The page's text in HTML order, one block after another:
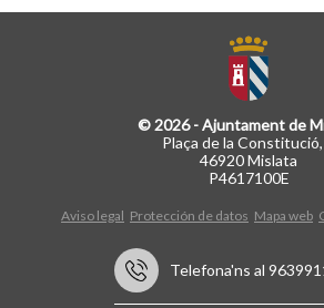
© 2026 - Ajuntament de
Plaça de la
46920 Mislata
P4617100E
Aviso legal Protección de datos Mapa web
Telefona'ns al